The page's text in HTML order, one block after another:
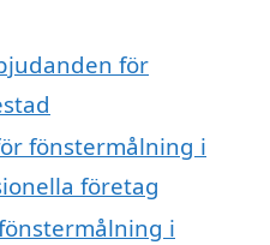
för
fönstermålning i
företag
i